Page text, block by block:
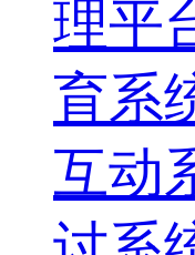
理平
育系
互动